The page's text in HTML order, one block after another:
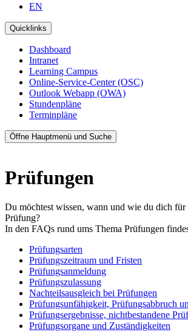
EN
Quicklinks
Dashboard
Intranet
Learning Campus
Online-Service-Center (OSC)
Outlook Webapp (OWA)
Stundenpläne
Terminpläne
Öffne Hauptmenü und Suche
Prüfungen
Du möchtest wissen, wann und wie du dich
Prüfung?
In den FAQs rund ums Thema Prüfungen
Prüfungsarten
Prüfungszeitraum und Fristen
Prüfungsanmeldung
Prüfungszulassung
Nachteilsausgleich bei Prüfungen
Prüfungsunfähigkeit, Prüfungsabbruch
Prüfungsergebnisse, nichtbestandene
Prüfungsorgane und Zuständigkeiten